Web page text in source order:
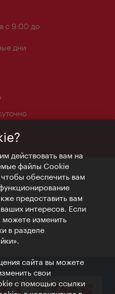
с 9:00 до
дни
действовать вам на
файлы Cookie
обеспечить вам
предоставить вам
интересов. Если
можете изменить
в разделе
сайта вы можете
свои
с помощью ссылки